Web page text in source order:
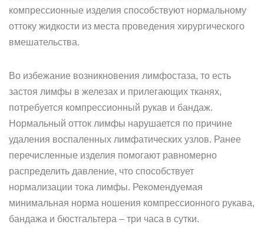
компрессионные изделия способствуют нормальному
оттоку жидкости из места проведения хирургического
вмешательства.
Во избежание возникновения лимфостаза, то есть
застоя лимфы в железах и прилегающих тканях,
потребуется компрессионный рукав и бандаж.
Нормальный отток лимфы нарушается по причине
удаления воспаленных лимфатических узлов. Ранее
перечисленные изделия помогают равномерно
распределить давление, что способствует
нормализации тока лимфы. Рекомендуемая
минимальная норма ношения компрессионного рукава,
бандажа и бюстгальтера – три часа в сутки.